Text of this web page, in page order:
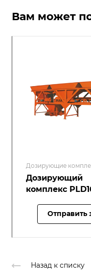
Вам может
Дозирующие
Дозирующий
комплекс
Отправить
Назад к списку